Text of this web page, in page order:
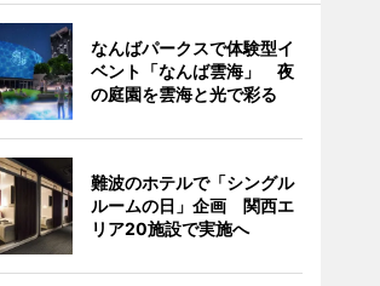
なんばパークスで体験型イ
ベント「なんば雲海」 夜
の庭園を雲海と光で彩る
難波のホテルで「シングル
ルームの日」企画 関西エ
リア20施設で実施へ